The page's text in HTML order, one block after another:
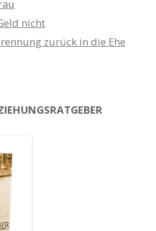
nicht
zurück in die Ehe